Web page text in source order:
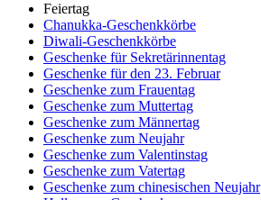
Feiertag
Chanukka-Geschenkkörbe
Diwali-Geschenkkörbe
Geschenke für Sekretärinnentag
Geschenke für den 23. Februar
Geschenke zum Frauentag
Geschenke zum Muttertag
Geschenke zum Männertag
Geschenke zum Neujahr
Geschenke zum Valentinstag
Geschenke zum Vatertag
Geschenke zum chinesischen Neujahr